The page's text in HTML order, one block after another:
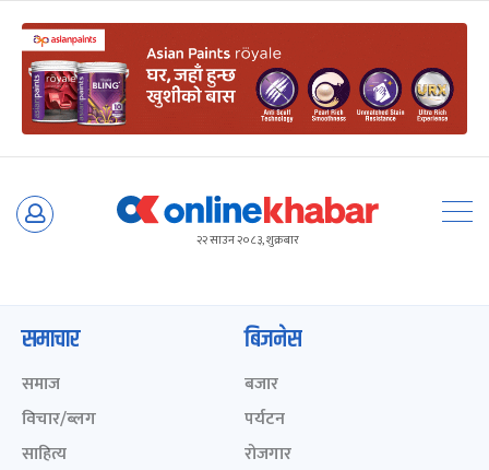
Skip
२२ साउन २०८३, शुक्रबार
समाचार
समाज
विचार/ब्लग
साहित्य
बिजनेस
बजार
पर्यटन
रोजगार